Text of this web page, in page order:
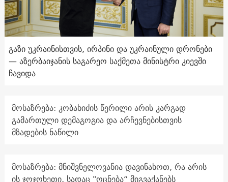
გაზი უკრაინისთვის, ირპინი და უკრაინული დრონები
— აზერბაიჯანის საგარეო საქმეთა მინისტრი კიევში
ჩავიდა
მოსაზრება: კობახიძის წერილი არის კარგად
გამართული დემაგოგია და არჩევნებისთვის
მზადების ნაწილი
მოსაზრება: მნიშვნელოვანია დავინახოთ, რა არის
ის ჯოჯოხეთი, სადაც "ოცნება“ მიგვაქანებს